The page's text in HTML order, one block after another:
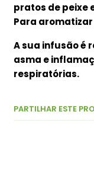
pratos de peixe
Para
A sua infusão é
asma e
respiratórias.
PARTILHAR ESTE